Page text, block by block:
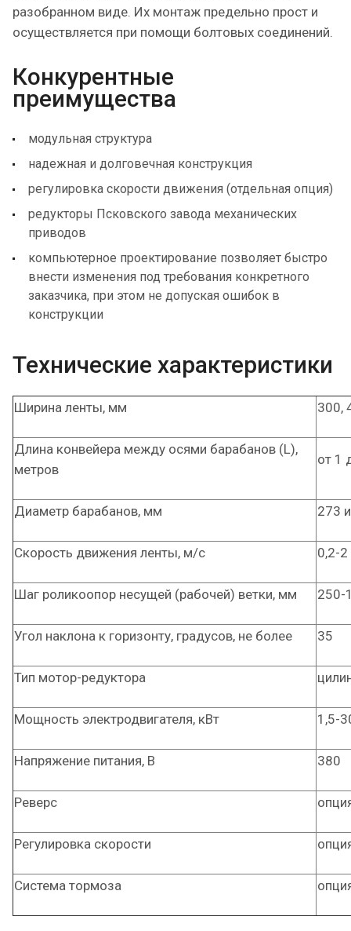
разобранном виде. Их монтаж предельно прост и
осуществляется при помощи болтовых соединений.
Конкурентные
преимущества
модульная структура
надежная и долговечная конструкция
регулировка скорости движения (отдельная опция)
редукторы Псковского завода механических
приводов
компьютерное проектирование позволяет быстро
внести изменения под требования конкретного
заказчика, при этом не допуская ошибок в
конструкции
Технические характеристики
Ширина ленты, мм 300,
Длина конвейера между осями барабанов (L),
метров
от 1
Диаметр барабанов, мм 273
Скорость движения ленты, м/с 0,2-2
Шаг роликоопор несущей (рабочей) ветки, мм 250-
Угол наклона к горизонту, градусов, не более 35
Тип мотор-редуктора
Мощность электродвигателя, кВт 1,5-
Напряжение питания, В 380
Реверс
Регулировка скорости
Система тормоза